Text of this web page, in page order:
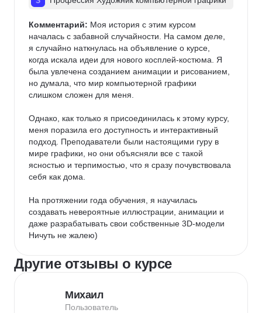
Комментарий: Моя история с этим курсом
началась с забавной случайности. На самом деле,
я случайно наткнулась на объявление о курсе,
когда искала идеи для нового косплей-костюма. Я
была увлечена созданием анимации и рисованием,
но думала, что мир компьютерной графики
слишком сложен для меня.
Однако, как только я присоединилась к этому курсу,
меня поразила его доступность и интерактивный
подход. Преподаватели были настоящими гуру в
мире графики, но они объясняли все с такой
ясностью и терпимостью, что я сразу почувствовала
себя как дома.
На протяжении года обучения, я научилась
создавать невероятные иллюстрации, анимации и
даже разрабатывать свои собственные 3D-модели
Ничуть не жалею)
Другие отзывы о курсе
Михаил
Пользователь